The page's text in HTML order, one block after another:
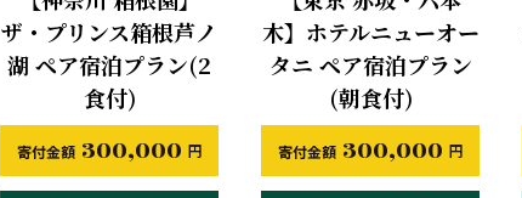
ザ・プリンス箱根芦ノ
湖 ペア宿泊プラン(2
食付)
300,000
木】ホテルニューオー
タニ ペア宿泊プラン
(朝食付)
300,000